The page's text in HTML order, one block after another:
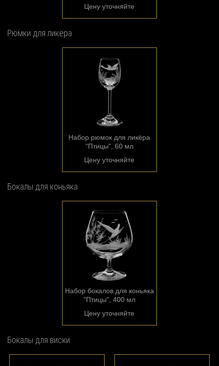
Цену уточняйте
Рюмки для ликёра
Набор рюмок для ликёра
"Птицы", 60 мл
Цену уточняйте
Бокалы для коньяка
Набор бокалов для коньяка
"Птицы", 400 мл
Цену уточняйте
Бокалы для виски